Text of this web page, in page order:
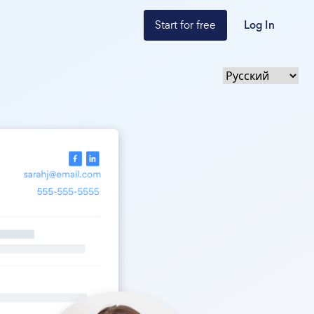
Start for free Log In